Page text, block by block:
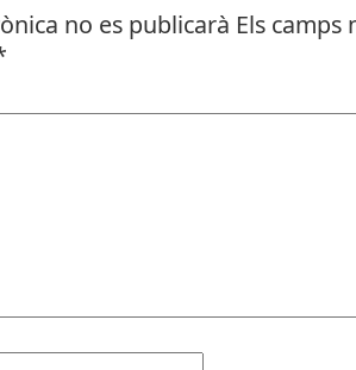
no es publicarà Els camps